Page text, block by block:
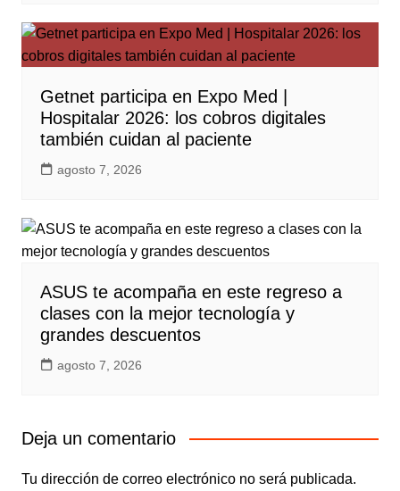
Getnet participa en Expo Med |
Hospitalar 2026: los cobros digitales
también cuidan al paciente
agosto 7, 2026
ASUS te acompaña en este regreso a
clases con la mejor tecnología y
grandes descuentos
agosto 7, 2026
Deja un comentario
Tu dirección de correo electrónico no será publicada.